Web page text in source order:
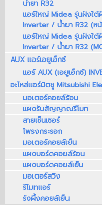
น้ำยา R32
แอร์ใหญ่ Midea รุ่นฝังใ
Inverter / น้ำยา R32 (หน้
แอร์ใหญ่ Midea รุ่นฝังใ
Inverter / น้ำยา R32
AUX แอร์เอยูเอ็กซ์
แอร์ AUX (เอยูเอ็กซ์)
อะไหล่แอร์มิตซู Mitsubishi
มอเตอร์คอยล์ร้อน
แผงรับสัญญาณรีโมท
สายเซ็นเซอร์
โพรงกระรอก
มอเตอร์คอยล์เย็น
แผงบอร์ดคอยล์ร้อน
แผงบอร์ดคอยล์เย็น
มอเตอร์สวิง
รีโมทแอร์
รังผึ้งคอยล์เย็น